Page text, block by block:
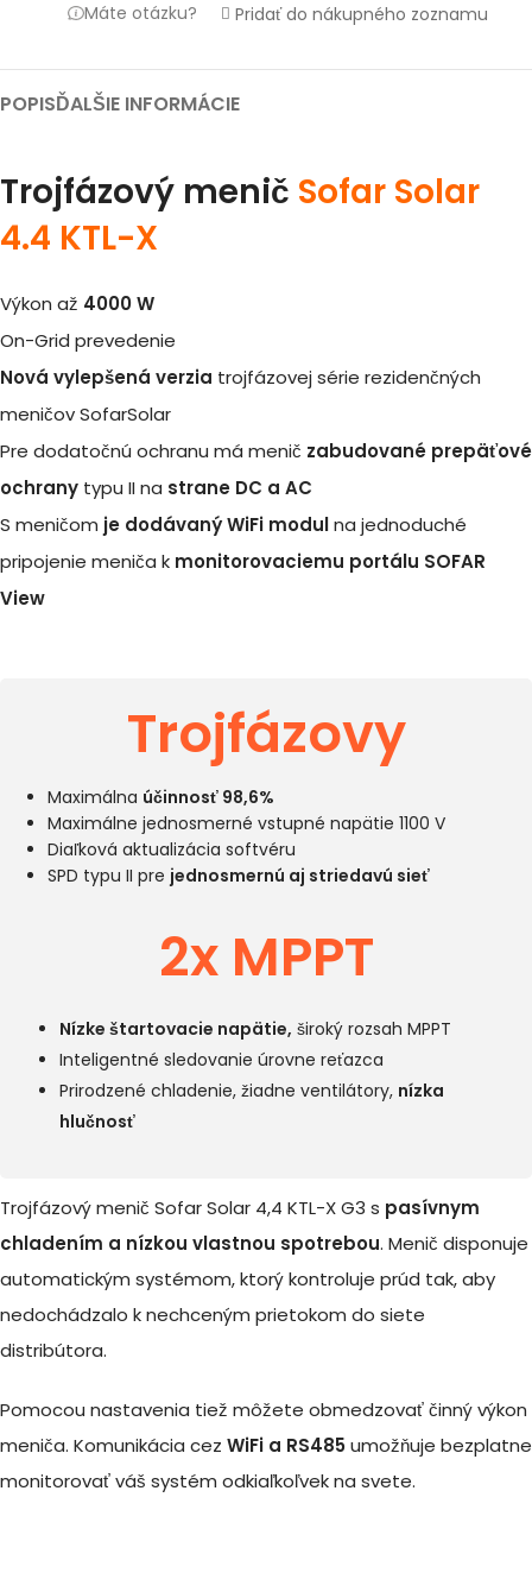
Máte otázku? Pridať do nákupného zoznamu
POPISĎALŠIE INFORMÁCIE
Trojfázový menič Sofar Solar
4.4 KTL-X
Výkon až 4000 W
On-Grid prevedenie
Nová vylepšená verzia trojfázovej série rezidenčných
meničov SofarSolar
Pre dodatočnú ochranu má menič zabudované prepäťové
ochrany typu II na strane DC a AC
S meničom je dodávaný WiFi modulna jednoduché
pripojenie meniča k monitorovaciemu portálu SOFAR
View
Trojfázovy
Maximálna účinnosť 98,6%
Maximálne jednosmerné vstupné napätie 1100 V
Diaľková aktualizácia softvéru
SPD typu II pre jednosmernú aj striedavú sieť
2x MPPT
Nízke štartovacie napätie, široký rozsah MPPT
Inteligentné sledovanie úrovne reťazca
Prirodzené chladenie, žiadne ventilátory, nízka
hlučnosť
Trojfázový menič Sofar Solar 4,4 KTL-X G3 s pasívnym
chladením a nízkou vlastnou spotrebou. Menič disponuje
automatickým systémom, ktorý kontroluje prúd tak, aby
nedochádzalo k nechceným prietokom do siete
distribútora.
Pomocou nastavenia tiež môžete obmedzovať činný výkon
meniča. Komunikácia cez WiFi a RS485 umožňuje bezplatne
monitorovať váš systém odkiaľkoľvek na svete.